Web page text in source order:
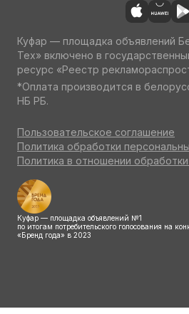
Куфар — площадка объявлений
Тех» включено в
ресурс «Реестр
*Оплата производится в
НБ РБ.
Пользовательское соглашение
Политика обработки
Политика в отношении
Куфар — площадка объявлений №1
по итогам потребительского голосования на
«Бренд года» в 2023